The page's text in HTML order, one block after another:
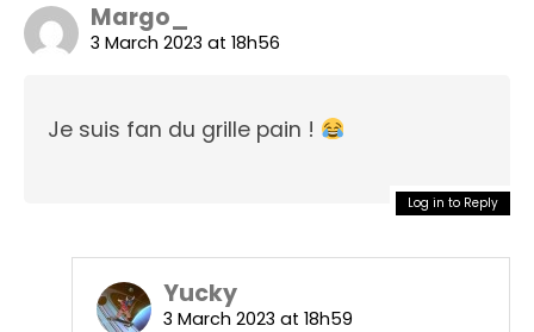
Margo_
3 March 2023 at 18h56
Je suis fan du grille pain !
Log in to Reply
Yucky
3 March 2023 at 18h59